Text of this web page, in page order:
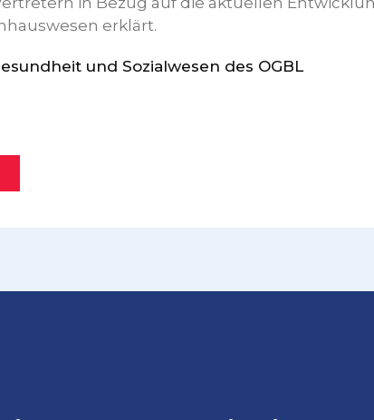
erklärt.
und Sozialwesen des OGBL